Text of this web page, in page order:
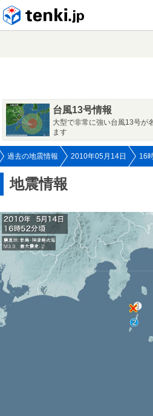
台風13号情報
大型で非常に強い台風13号が
ます
過去の地震情報 2010年05月14日 16
地震情報